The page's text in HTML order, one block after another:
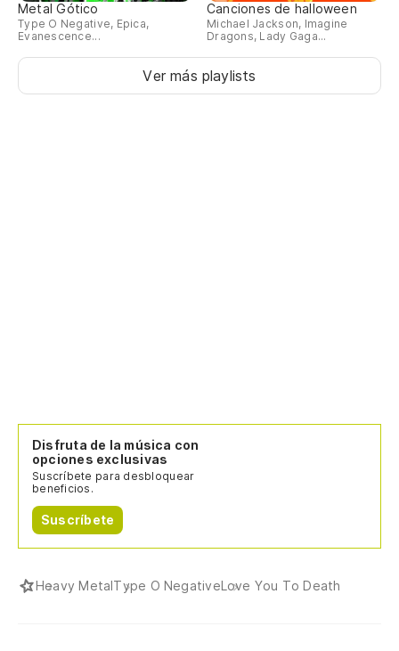
Metal Gótico
Type O Negative, Epica,
Evanescence...
Canciones de halloween
Michael Jackson, Imagine
Dragons, Lady Gaga...
Ver más playlists
Disfruta de la música con
opciones exclusivas
Suscríbete para desbloquear
beneficios.
Suscríbete
Heavy MetalType O NegativeLove You To Death